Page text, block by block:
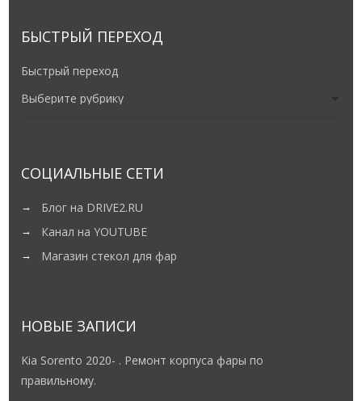
БЫСТРЫЙ ПЕРЕХОД
Быстрый переход
СОЦИАЛЬНЫЕ СЕТИ
Блог на DRIVE2.RU
Канал на YOUTUBE
Магазин стекол для фар
НОВЫЕ ЗАПИСИ
Kia Sorento 2020- . Ремонт корпуса фары по
правильному.